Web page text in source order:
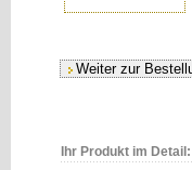
Ihr Produkt im Detail: